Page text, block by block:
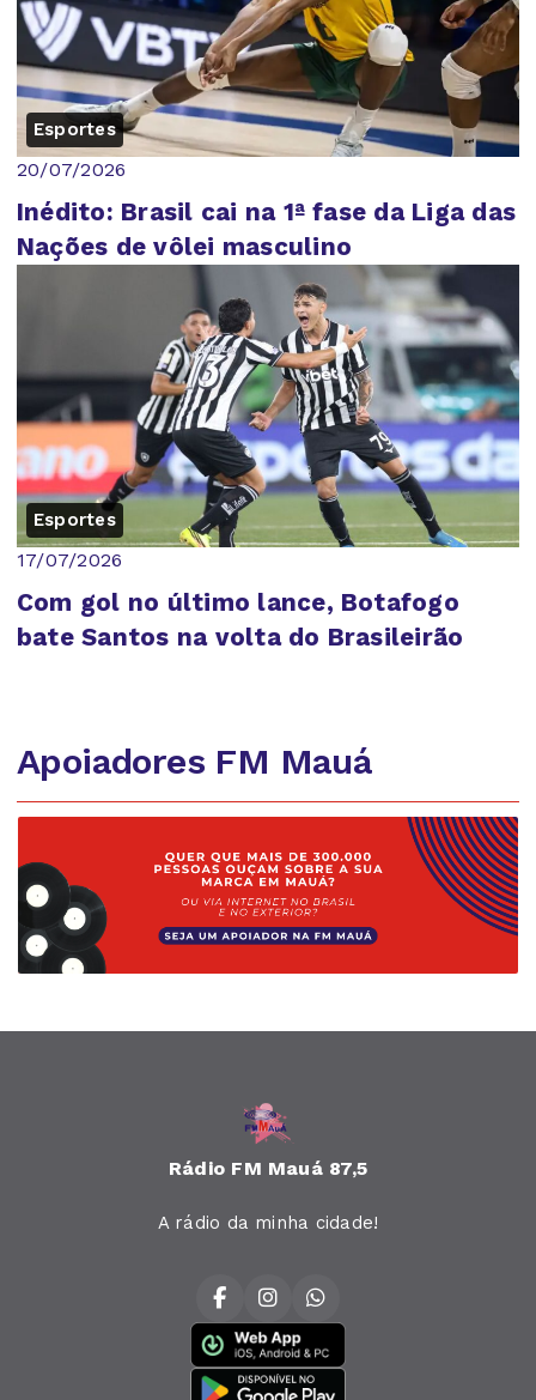
Esportes
20/07/2026
Inédito: Brasil cai na 1ª fase da Liga das
Nações de vôlei masculino
Esportes
17/07/2026
Com gol no último lance, Botafogo
bate Santos na volta do Brasileirão
Apoiadores FM Mauá
Rádio FM Mauá 87,5
A rádio da minha cidade!